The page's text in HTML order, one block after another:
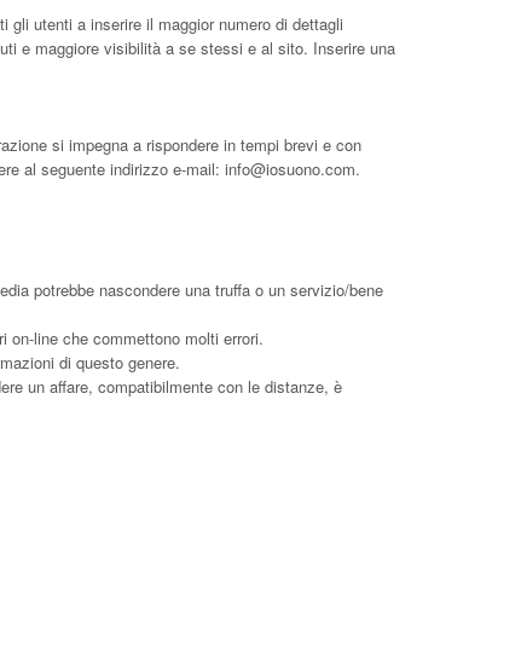
utenti a inserire il maggior numero di dettagli
e maggiore visibilità a se stessi e al sito. Inserire una
si impegna a rispondere in tempi brevi e con
al seguente indirizzo e-mail: info@iosuono.com.
potrebbe nascondere una truffa o un servizio/bene
on-line che commettono molti errori.
di questo genere.
un affare, compatibilmente con le distanze, è